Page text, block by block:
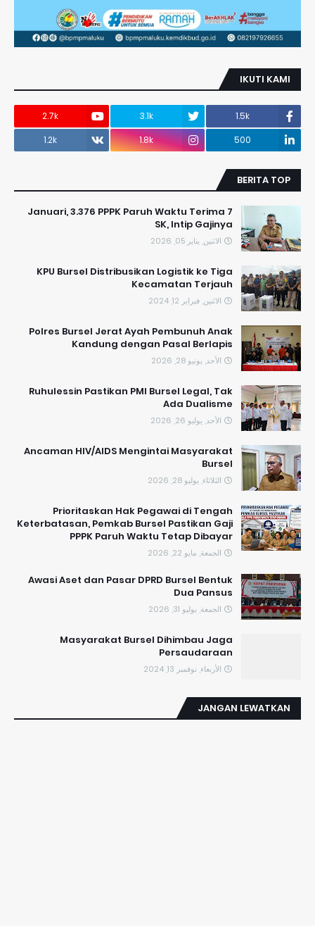
IKUTI KAMI
1.5k
3.1k
2.7k
500
1.8k
1.2k
BERITA TOP
7 Januari, 3.376 PPPK Paruh Waktu Terima
SK, Intip Gajinya
الاثنين, يناير 05, 2026
KPU Bursel Distribusikan Logistik ke Tiga
Kecamatan Terjauh
الاثنين, فبراير 12, 2024
Polres Bursel Jerat Ayah Pembunuh Anak
Kandung dengan Pasal Berlapis
الأحد, يونيو 28, 2026
​Ruhulessin Pastikan PMI Bursel Legal, Tak
Ada Dualisme
الأحد, يوليو 26, 2026
Ancaman HIV/AIDS Mengintai Masyarakat
Bursel
الثلاثاء, يوليو 28, 2026
Prioritaskan Hak Pegawai di Tengah
Keterbatasan, Pemkab Bursel Pastikan Gaji
PPPK Paruh Waktu Tetap Dibayar
الجمعة, مايو 22, 2026
Awasi Aset dan Pasar DPRD Bursel Bentuk
Dua Pansus
الجمعة, يوليو 31, 2026
Masyarakat Bursel Dihimbau Jaga
Persaudaraan
الأربعاء, نوفمبر 13, 2024
JANGAN LEWATKAN